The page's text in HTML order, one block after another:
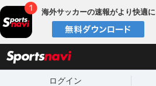
海外サッカーの速報がより快適に
ログイン